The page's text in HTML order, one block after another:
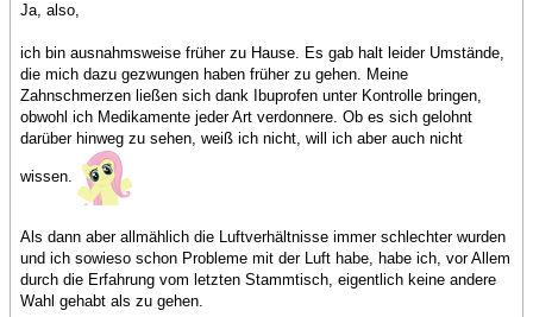
Ja, also,
ich bin ausnahmsweise früher zu Hause. Es gab halt leider Umstände,
die mich dazu gezwungen haben früher zu gehen. Meine
Zahnschmerzen ließen sich dank Ibuprofen unter Kontrolle bringen,
obwohl ich Medikamente jeder Art verdonnere. Ob es sich gelohnt
darüber hinweg zu sehen, weiß ich nicht, will ich aber auch nicht
wissen.
Als dann aber allmählich die Luftverhältnisse immer schlechter wurden
und ich sowieso schon Probleme mit der Luft habe, habe ich, vor Allem
durch die Erfahrung vom letzten Stammtisch, eigentlich keine andere
Wahl gehabt als zu gehen.